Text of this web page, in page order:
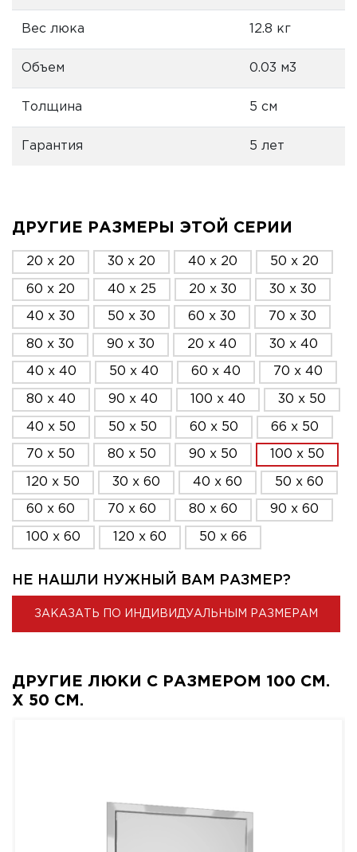
Вес люка 12.8 кг
Объем 0.03 м3
Толщина 5 см
Гарантия 5 лет
ДРУГИЕ РАЗМЕРЫ ЭТОЙ СЕРИИ
20 x 20 30 x 20 40 x 20 50 x 20
60 x 20 40 x 25 20 x 30 30 x 30
40 x 30 50 x 30 60 x 30 70 x 30
80 x 30 90 x 30 20 x 40 30 x 40
40 x 40 50 x 40 60 x 40 70 x 40
80 x 40 90 x 40 100 x 40 30 x 50
40 x 50 50 x 50 60 x 50 66 x 50
70 x 50 80 x 50 90 x 50 100 x 50
120 x 50 30 x 60 40 x 60 50 x 60
60 x 60 70 x 60 80 x 60 90 x 60
100 x 60 120 x 60 50 x 66
НЕ НАШЛИ НУЖНЫЙ ВАМ РАЗМЕР?
ЗАКАЗАТЬ ПО ИНДИВИДУАЛЬНЫМ РАЗМЕРАМ
ДРУГИЕ ЛЮКИ С РАЗМЕРОМ 100 СМ.
X 50 СМ.